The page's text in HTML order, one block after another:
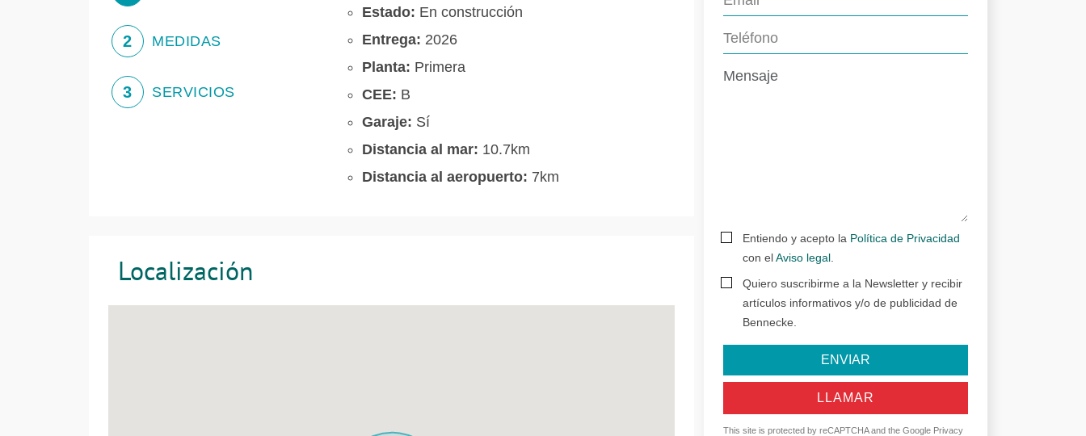
2 MEDIDAS
3 SERVICIOS
Estado: En construcción
Entrega: 2026
Planta: Primera
CEE: B
Garaje: Sí
Distancia al mar: 10.7km
Distancia al aeropuerto: 7km
Localización
Entiendo y acepto la Política de Privacidad
con elAviso legal
Quiero suscribirme a la Newsletter y recibir
artículos informativos y/o de publicidad de
Bennecke.
ENVIAR
LLAMAR
This site is protected by reCAPTCHA and the Google Privacy